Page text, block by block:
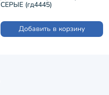
СЕРЫЕ (гд4445)
Добавить в корзину